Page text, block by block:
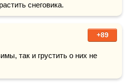
снеговика.
+89
так и грустить о них не